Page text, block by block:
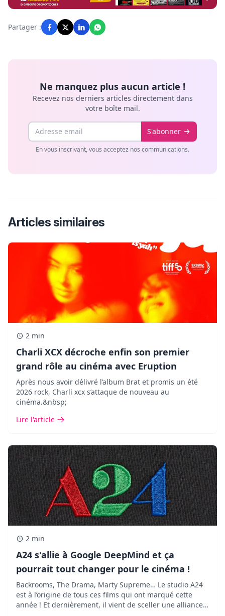
Partager :
Ne manquez plus aucun article !
Recevez nos derniers articles directement dans
votre boîte mail.
Email S'abonner
En vous inscrivant, vous acceptez nos communications.
Articles similaires
2 min
Charli XCX décroche enfin son premier
grand rôle au cinéma avec Eruption
Après nous avoir délivré l’album Brat et promis un été
2026 rock, Charli xcx s’attaque de nouveau au
cinéma.&nbsp;
Lire l'article
2 min
A24 s'allie à Google DeepMind et ça
pourrait tout changer pour le cinéma !
Backrooms, The Drama, Marty Supreme… Le studio A24
est à l’origine de tous ces films qui ont marqué cette
année ! Et dernièrement, il vient de sceller une alliance